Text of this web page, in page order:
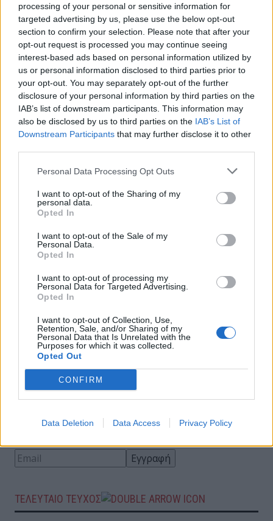
processing of your personal or sensitive information for
targeted advertising by us, please use the below opt-out
section to confirm your selection. Please note that after your
opt-out request is processed you may continue seeing
interest-based ads based on personal information utilized by
us or personal information disclosed to third parties prior to
your opt-out. You may separately opt-out of the further
disclosure of your personal information by third parties on the
IAB’s list of downstream participants. This information may
also be disclosed by us to third parties on the IAB’s List of
Downstream Participants that may further disclose it to other
Personal Data Processing Opt Outs
I want to opt-out of the Sharing of my
personal data.
Opted In
I want to opt-out of the Sale of my
Personal Data.
Opted In
I want to opt-out of processing my
Personal Data for Targeted Advertising.
Opted In
I want to opt-out of Collection, Use,
Retention, Sale, and/or Sharing of my
Personal Data that Is Unrelated with the
Purposes for which it was collected.
Opted Out
CONFIRM
Data Deletion Data Access Privacy Policy
μπροστά από τις τελευταίες εξελίξεις απειλών,
ενισχύοντας την ικανότητά τους να αποκρούουν τις
ψηφιακές επιθέσεις πιο αποτελεσματικά»,
δήλωσε ο
Igor Kuznetsov, Director, Global Research and
Analysis Team (GReAT) της Kaspersky.
Οι προβλέψεις APT έχουν αναπτυχθεί χάρη στις
υπηρεσίες πληροφοριών απειλών της Kaspersky
που χρησιμοποιούνται σε όλον τον κόσμο.
Διαβάστε ολόκληρη την έκθεση στοSecurelist
ΣΧΕΤΙΚΑ ΑΡΘΡΑ
Κυβερνοασφάλεια και βιομηχανίες στην
αντιμετωπίζουν τις ευπάθειες μόνο όταν
γίνει απαραίτητο
Αυξήθηκαν κατά 40% οι επιθέσεις phishing το
2023
ΕΓΓΡΑΦΗ ΣΤΟ NEWSLETTER
ΤΕΛΕΥΤΑΙΟ ΤΕΥΧΟΣ